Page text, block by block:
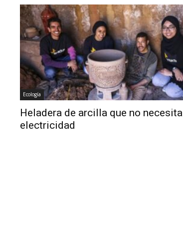
Ecología
Heladera de arcilla que no necesita
electricidad